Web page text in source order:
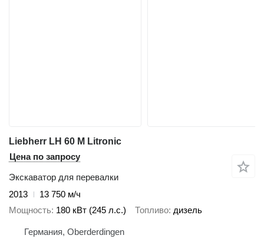
Liebherr LH 60 M Litronic
Цена по запросу
Экскаватор для перевалки
2013
13 750 м/ч
Мощность 180 кВт (245 л.с.) Топливо дизель
Германия, Oberderdingen